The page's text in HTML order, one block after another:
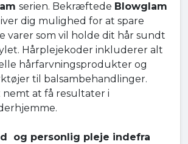
serien. Bekræftede Blowglam
dig mulighed for at spare
varer som vil holde dit hår sundt
Hårplejekoder inkluderer alt
hårfarvningsprodukter og
til balsambehandlinger.
at få resultater i
og personlig pleje indefra